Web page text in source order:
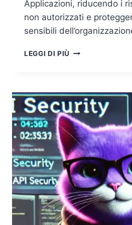
Applicazioni, riducendo i
non autorizzati e
sensibili
LEGGI DI PIÙ TRUST
DEI
PRIVILEGI